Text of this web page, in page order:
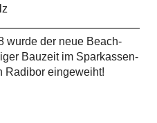
wurde der neue Beach-
Bauzeit im Sparkassen-
Radibor eingeweiht!